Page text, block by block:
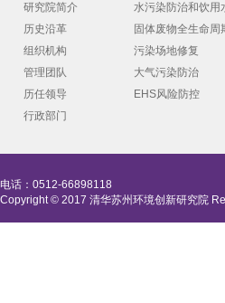
研究院简介
历史沿革
组织机构
管理团队
历任领导
行政部门
水污染防治和饮用
固体废物全生命周
污染场地修复
大气污染防治
EHS风险防控
电话：0512-66898118
Copyright © 2017 清华苏州环境创新研究院